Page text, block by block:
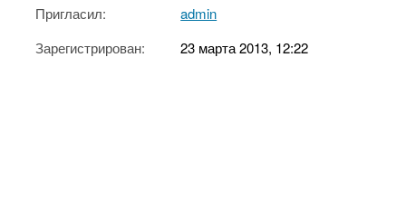
Пригласил:
admin
Зарегистрирован:
23 марта 2013, 12:22